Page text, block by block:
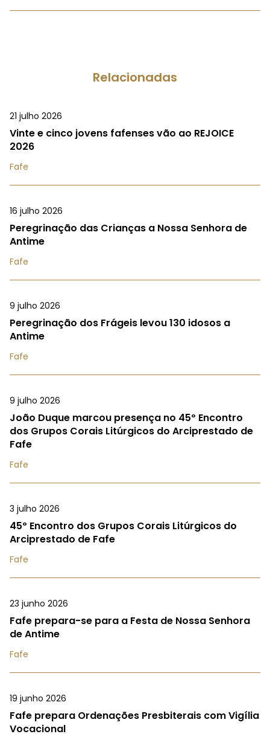
Relacionadas
21 julho 2026
Vinte e cinco jovens fafenses vão ao REJOICE
2026
Fafe
16 julho 2026
Peregrinação das Crianças a Nossa Senhora de
Antime
Fafe
9 julho 2026
Peregrinação dos Frágeis levou 130 idosos a
Antime
Fafe
9 julho 2026
João Duque marcou presença no 45º Encontro
dos Grupos Corais Litúrgicos do Arciprestado de
Fafe
Fafe
3 julho 2026
45º Encontro dos Grupos Corais Litúrgicos do
Arciprestado de Fafe
Fafe
23 junho 2026
Fafe prepara-se para a Festa de Nossa Senhora
de Antime
Fafe
19 junho 2026
Fafe prepara Ordenações Presbiterais com Vigília
Vocacional